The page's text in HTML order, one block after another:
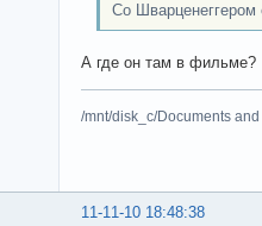
Со Шварценеггером
А где он там в фильме?
/mnt/disk_c/Documents
11-11-10 18:48:38